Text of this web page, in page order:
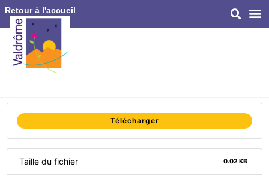
Retour à l'accueil
Télécharger
Taille du fichier 0.02 KB